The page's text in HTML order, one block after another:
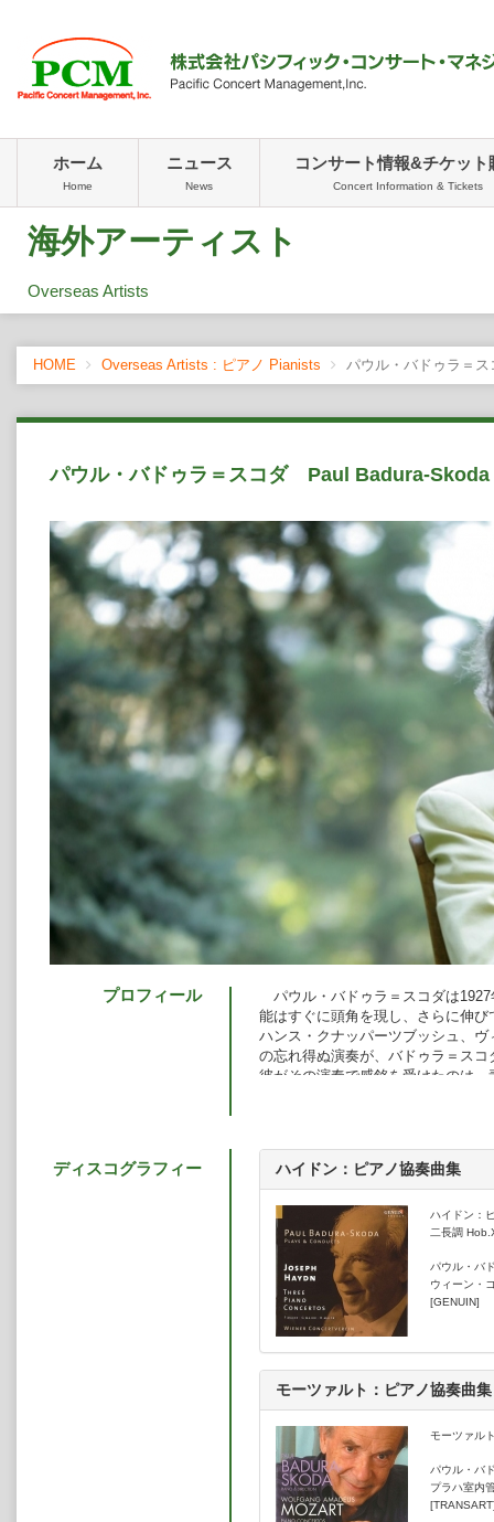
ホーム
Home
ニュース
News
コンサート情報&チケット
Concert Information & Tickets
海外アーティスト
Overseas Artists
HOME Overseas Artists : ピアノ Pianists パウル・バドゥラ＝
パウル・バドゥラ＝スコダ Paul Badura-Skoda
プロフィール
パウル・バドゥラ＝スコダは
能はすぐに頭角を現し、さらに伸
ハンス・クナッパーツブッシュ、
の忘れ得ぬ演奏が、バドゥラ＝ス
彼がその演奏で感銘を受けたのは
ャーのマスタークラスの奨学金が
楽家としての将来の基盤となった。
数年後、彼はフィッシャーのアシ
やザルツブルク、エディンバラ、
た。晩年も若い音楽家との身近な
数多く務め、自分の貴重な時間と
スをした。彼が音楽について、熱
を聞いたことがある人は、それを
1949年、ヴィルヘルム・フルト
バドゥラ＝スコダの並外れた才能
して、この若いウィーン生まれの
ツブルク・フェスティバルに衝撃
クでの初のコンサートは、たちま
たことである。同じようなセンセ
コードは何年もの間、ピアニスト
それ以来、バドゥラ＝スコダは主
指揮者のヴィルヘルム・フルトヴ
ム、ハンス・クナッパーツブッシ
ンスキー、ロリン・マゼール、ジ
ディスコグラフィー ハイドン：ピアノ協奏曲集
ハイドン：
二長調
パウル・バ
ウィーン・
[GENUIN]
モーツァルト：ピアノ協奏曲集
モーツァル
パウル・バ
プラハ室内